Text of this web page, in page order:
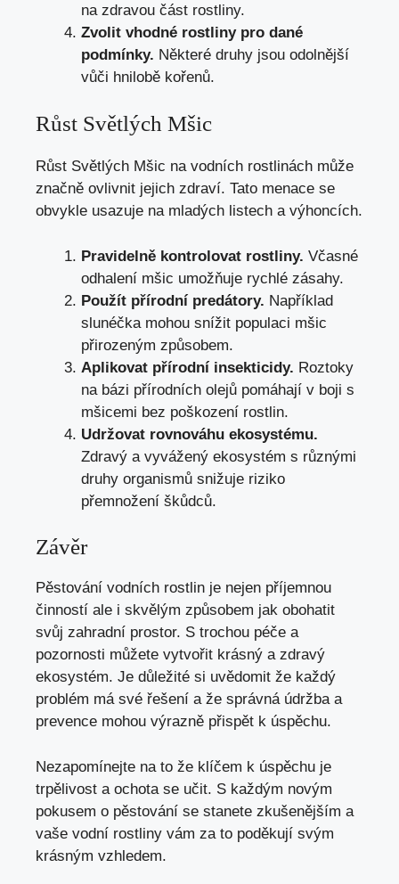
na zdravou část rostliny.
Zvolit vhodné rostliny pro dané
podmínky. Některé druhy jsou odolnější
vůči hnilobě kořenů.
Růst Světlých Mšic
Růst Světlých Mšic na vodních rostlinách může
značně ovlivnit jejich zdraví. Tato menace se
obvykle usazuje na mladých listech a výhoncích.
Pravidelně kontrolovat rostliny. Včasné
odhalení mšic umožňuje rychlé zásahy.
Použít přírodní predátory. Například
slunéčka mohou snížit populaci mšic
přirozeným způsobem.
Aplikovat přírodní insekticidy. Roztoky
na bázi přírodních olejů pomáhají v boji s
mšicemi bez poškození rostlin.
Udržovat rovnováhu ekosystému.
Zdravý a vyvážený ekosystém s různými
druhy organismů snižuje riziko
přemnožení škůdců.
Závěr
Pěstování vodních rostlin je nejen příjemnou
činností ale i skvělým způsobem jak obohatit
svůj zahradní prostor. S trochou péče a
pozornosti můžete vytvořit krásný a zdravý
ekosystém. Je důležité si uvědomit že každý
problém má své řešení a že správná údržba a
prevence mohou výrazně přispět k úspěchu.
Nezapomínejte na to že klíčem k úspěchu je
trpělivost a ochota se učit. S každým novým
pokusem o pěstování se stanete zkušenějším a
vaše vodní rostliny vám za to poděkují svým
krásným vzhledem.